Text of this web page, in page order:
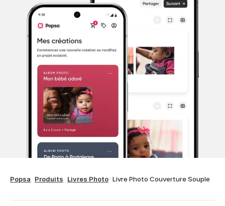
Popsa Produits Livres Photo Livre Photo Couverture Souple